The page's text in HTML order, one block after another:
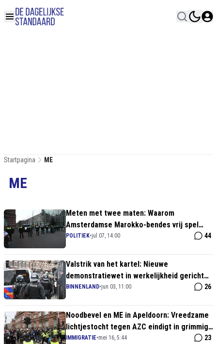
Startpagina ME
ME
Meten met twee maten: Waarom
Amsterdamse Marokko-bendes vrij spel
krijgen, maar boeren wél hard worden
POLITIEK•jul 07, 14:00 44
Valstrik van het kartel: Nieuwe
demonstratiewet in werkelijkheid gericht
tegen rechtse asielprotesten
BINNENLAND•jun 03, 11:00 26
Noodbevel en ME in Apeldoorn: Vreedzame
lichtjestocht tegen AZC eindigt in grimmige
confrontatie met politie
IMMIGRATIE•mei 16, 5:44 23